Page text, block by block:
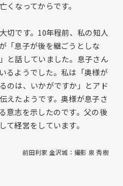
くなってからです。
切です。10年程前、私の知人
「息子が後を継ごうとしな
と話していました。息子さん
るようでした。私は「奥様が
のは、いかがですか」とアド
えたようです。奥様が息子さ
意志を示したのです。父の後
て経営をしています。
前田利家 金沢城：撮影 泉 秀樹